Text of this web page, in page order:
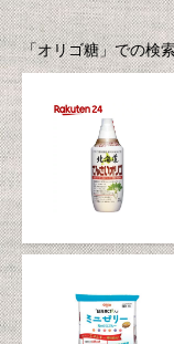
「オリゴ糖」での検